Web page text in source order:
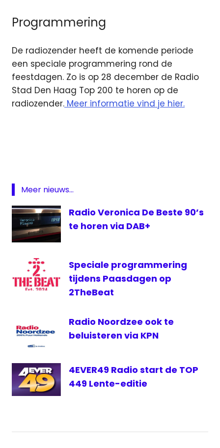
Programmering
De radiozender heeft de komende periode
een speciale programmering rond de
feestdagen. Zo is op 28 december de Radio
Stad Den Haag Top 200 te horen op de
radiozender. Meer informatie vind je hier.
Radio
Stad
Den
Haag
Meer nieuws...
Radio Veronica De Beste 90’s
te horen via DAB+
Speciale programmering
tijdens Paasdagen op
2TheBeat
Radio Noordzee ook te
beluisteren via KPN
4EVER49 Radio start de TOP
449 Lente-editie